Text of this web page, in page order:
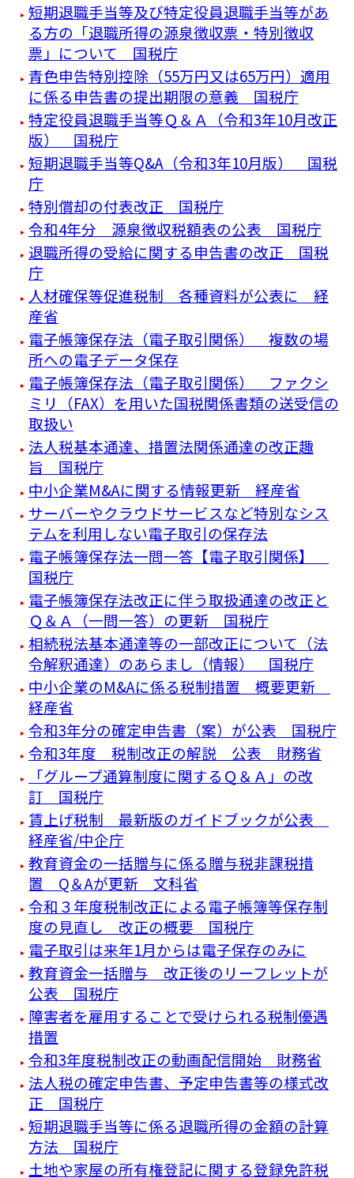
短期退職手当等及び特定役員退職手当等があ
る方の「退職所得の源泉徴収票・特別徴収
票」について 国税庁
青色申告特別控除（55万円又は65万円）適用
に係る申告書の提出期限の意義 国税庁
特定役員退職手当等Ｑ＆Ａ（令和3年10月改正
版） 国税庁
短期退職手当等Q&A（令和3年10月版） 国税
庁
特別償却の付表改正 国税庁
令和4年分 源泉徴収税額表の公表 国税庁
退職所得の受給に関する申告書の改正 国税
庁
人材確保等促進税制 各種資料が公表に 経
産省
電子帳簿保存法（電子取引関係） 複数の場
所への電子データ保存
電子帳簿保存法（電子取引関係） ファクシ
ミリ（FAX）を用いた国税関係書類の送受信の
取扱い
法人税基本通達、措置法関係通達の改正趣
旨 国税庁
中小企業M&Aに関する情報更新 経産省
サーバーやクラウドサービスなど特別なシス
テムを利用しない電子取引の保存法
電子帳簿保存法一問一答【電子取引関係】
国税庁
電子帳簿保存法改正に伴う取扱通達の改正と
Ｑ＆Ａ（一問一答）の更新 国税庁
相続税法基本通達等の一部改正について（法
令解釈通達）のあらまし（情報） 国税庁
中小企業のM&Aに係る税制措置 概要更新
経産省
令和3年分の確定申告書（案）が公表 国税庁
令和3年度 税制改正の解説 公表 財務省
「グループ通算制度に関するＱ＆Ａ」の改
訂 国税庁
賃上げ税制 最新版のガイドブックが公表
経産省/中企庁
教育資金の一括贈与に係る贈与税非課税措
置 Q＆Aが更新 文科省
令和３年度税制改正による電子帳簿等保存制
度の見直し 改正の概要 国税庁
電子取引は来年1月からは電子保存のみに
教育資金一括贈与 改正後のリーフレットが
公表 国税庁
障害者を雇用することで受けられる税制優遇
措置
令和3年度税制改正の動画配信開始 財務省
法人税の確定申告書、予定申告書等の様式改
正 国税庁
短期退職手当等に係る退職所得の金額の計算
方法 国税庁
土地や家屋の所有権登記に関する登録免許税